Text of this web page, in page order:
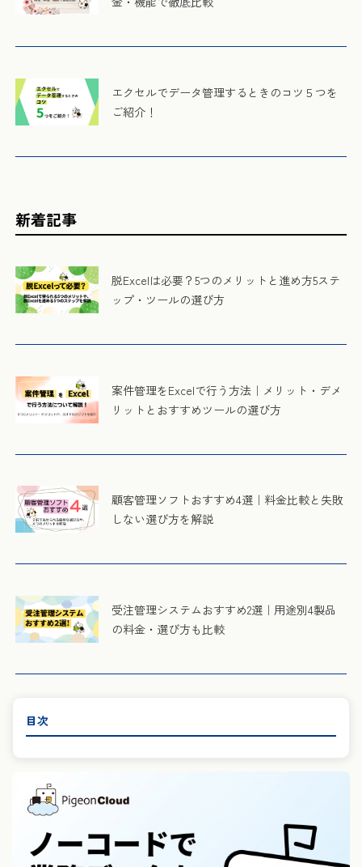
エクセルでデータ管理するときのコツ５つを
ご紹介！
新着記事
脱Excelは必要？5つのメリットと進め方5ステ
ップ・ツールの選び方
案件管理をExcelで行う方法｜メリット・デメ
リットとおすすめツールの選び方
顧客管理ソフトおすすめ4選｜料金比較と失敗
しない選び方を解説
受注管理システムおすすめ2選｜用途別4製品
の料金・選び方も比較
目次